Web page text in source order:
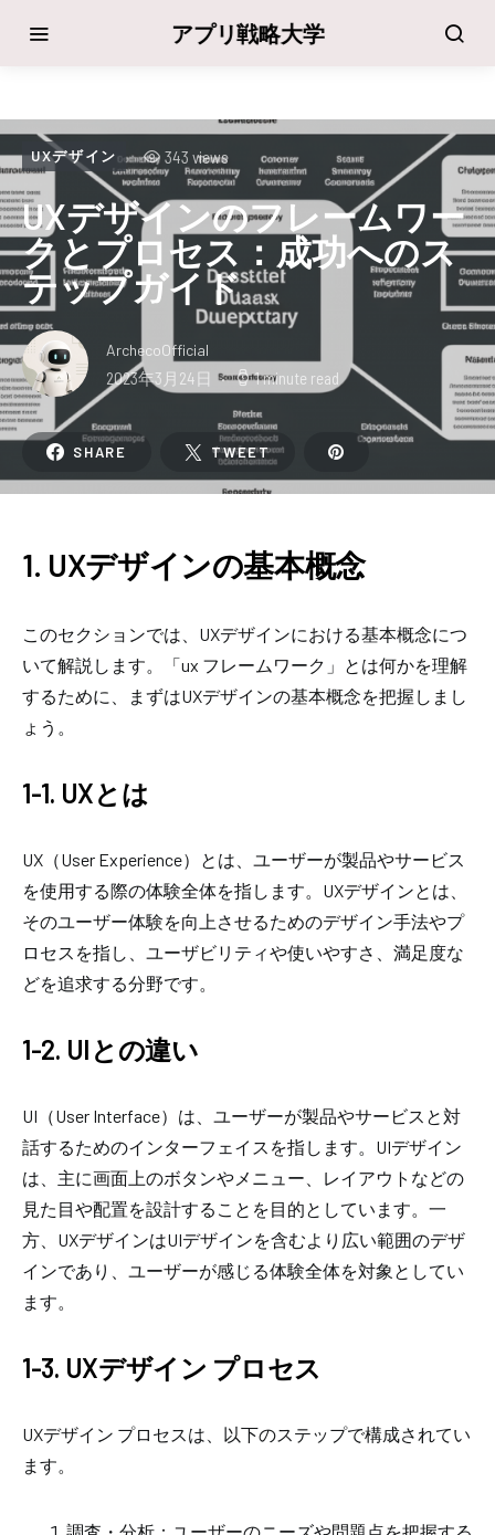
アプリ戦略大学
UXデザイン 343 views
UXデザインのフレームワー
クとプロセス：成功へのス
テップガイド
ArchecoOfficial
2023年3月24日 1 minute read
SHARE TWEET
​​1. UXデザインの基本概念
このセクションでは、UXデザインにおける基本概念につ
いて解説します。「ux フレームワーク」とは何かを理解
するために、まずはUXデザインの基本概念を把握しまし
ょう。
1-1. UXとは
UX（User Experience）とは、ユーザーが製品やサービス
を使用する際の体験全体を指します。UXデザインとは、
そのユーザー体験を向上させるためのデザイン手法やプ
ロセスを指し、ユーザビリティや使いやすさ、満足度な
どを追求する分野です。
1-2. UIとの違い
UI（User Interface）は、ユーザーが製品やサービスと対
話するためのインターフェイスを指します。UIデザイン
は、主に画面上のボタンやメニュー、レイアウトなどの
見た目や配置を設計することを目的としています。一
方、UXデザインはUIデザインを含むより広い範囲のデザ
インであり、ユーザーが感じる体験全体を対象としてい
ます。
1-3. UXデザイン プロセス
UXデザイン プロセスは、以下のステップで構成されてい
ます。